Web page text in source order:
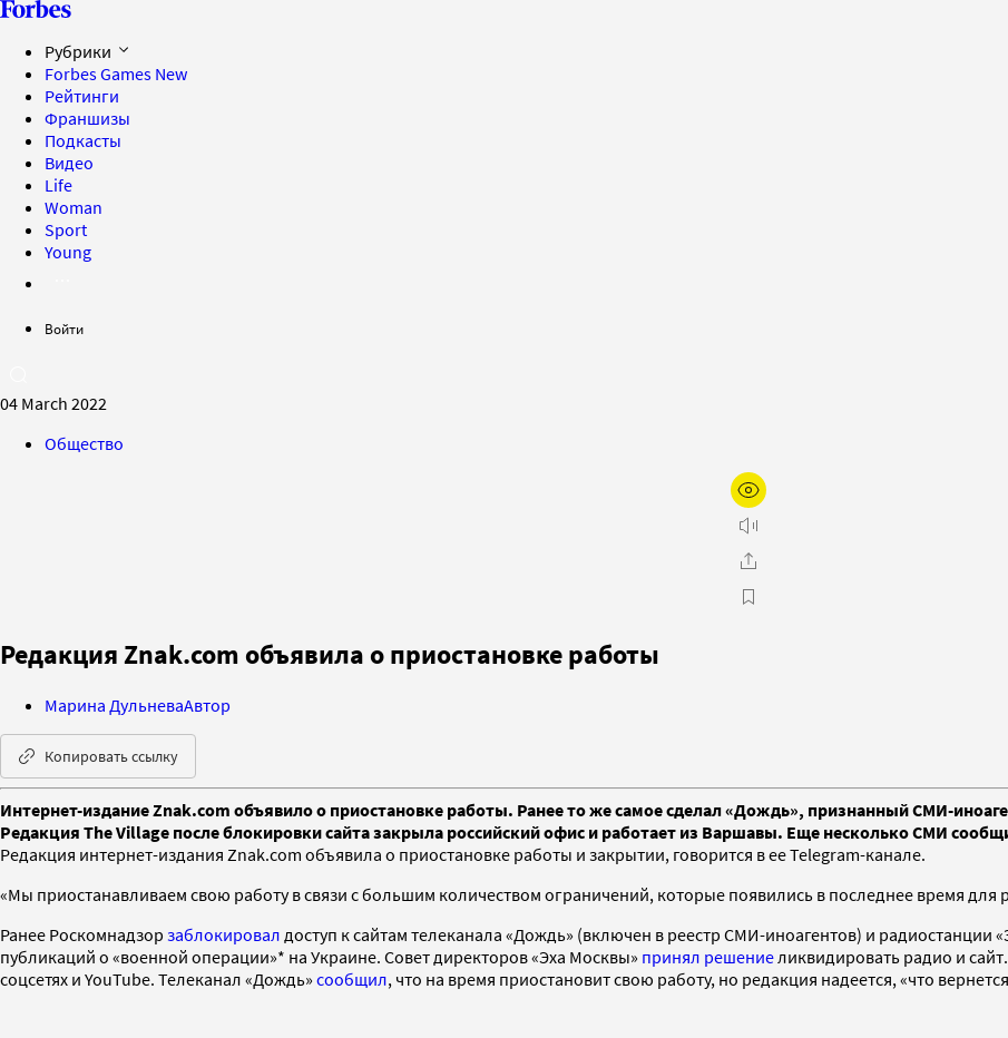
Рубрики
Forbes Games New
Рейтинги
Франшизы
Подкасты
Видео
Life
Woman
Sport
Young
Войти
04 March 2022
Общество
Редакция Znak.com объявила о приостановке работы
Марина ДульневаАвтор
Копировать ссылку
Интернет-издание Znak.com объявило о приостановке работы. Ранее то же самое сделал «Дождь», признанный СМИ-
Редакция The Village после блокировки сайта закрыла российский офис и работает из Варшавы. Еще несколько СМИ
Редакция интернет-издания Znak.com объявила о приостановке работы и закрытии, говорится в ее Telegram-канале.
«Мы приостанавливаем свою работу в связи с большим количеством ограничений, которые появились в последнее время
Ранее Роскомнадзор заблокировал доступ к сайтам телеканала «Дождь» (включен в реестр СМИ-иноагентов) и радиостанции
публикаций о «военной операции»* на Украине. Совет директоров «Эха Москвы» принял решение ликвидировать радио и
соцсетях и YouTube. Телеканал «Дождь» сообщил, что на время приостановит свою работу, но редакция надеется, «что